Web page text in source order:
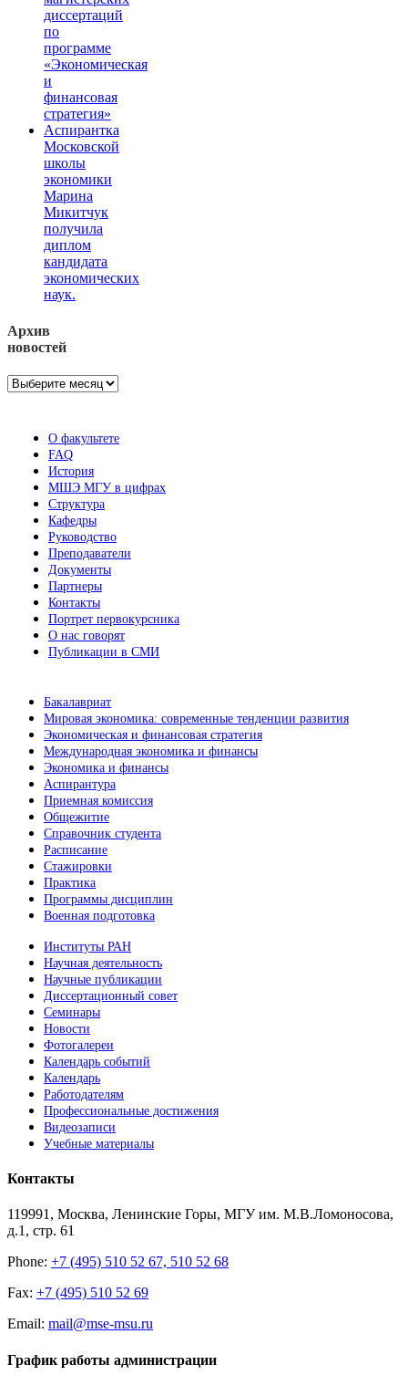
диссертаций
по
программе
«Экономическая
и
финансовая
стратегия»
Аспирантка
Московской
школы
экономики
Марина
Микитчук
получила
диплом
кандидата
экономических
наук.
Архив
новостей
Архив
О факультете
FAQ
История
МШЭ МГУ в цифрах
Структура
Кафедры
Руководство
Преподаватели
Документы
Партнеры
Контакты
Портрет первокурсника
О нас говорят
Публикации в СМИ
Бакалавриат
Мировая экономика: современные тенденции развития
Экономическая и финансовая стратегия
Международная экономика и финансы
Экономика и финансы
Аспирантура
Приемная комиссия
Общежитие
Справочник студента
Расписание
Стажировки
Практика
Программы дисциплин
Военная подготовка
Институты РАН
Научная деятельность
Научные публикации
Диссертационный совет
Семинары
Новости
Фотогалереи
Календарь событий
Календарь
Работодателям
Профессиональные достижения
Видеозаписи
Учебные материалы
Контакты
119991, Москва, Ленинские Горы, МГУ им. М.В.Ломоносова,
д.1, стр. 61
Phone: +7 (495) 510 52 67, 510 52 68
Fax: +7 (495) 510 52 69
Email: mail@mse-msu.ru
График работы администрации